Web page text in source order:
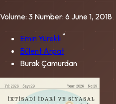
Volume: 3 Number: 6 June 1, 2018
Emin Yürekli *
Bülent Arpat
Burak Çamurdan